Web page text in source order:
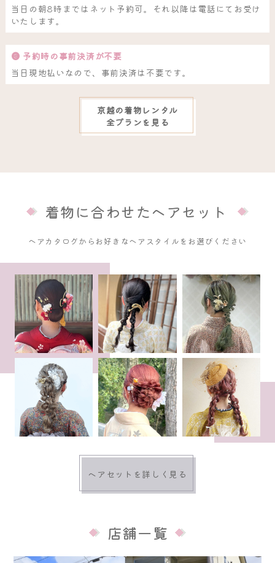
当日の朝8時まではネット予約可。それ以降は電話にてお受け
いたします。
❸ 予約時の事前決済が不要
当日現地払いなので、事前決済は不要です。
京越の着物レンタル
全プランを見る
着物に合わせたヘアセット
ヘアカタログからお好きなヘアスタイルをお選びください
ヘアセットを詳しく見る
店舗一覧